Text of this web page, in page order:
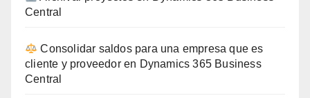
Central
Consolidar saldos para una empresa que es
cliente y proveedor en Dynamics 365 Business
Central